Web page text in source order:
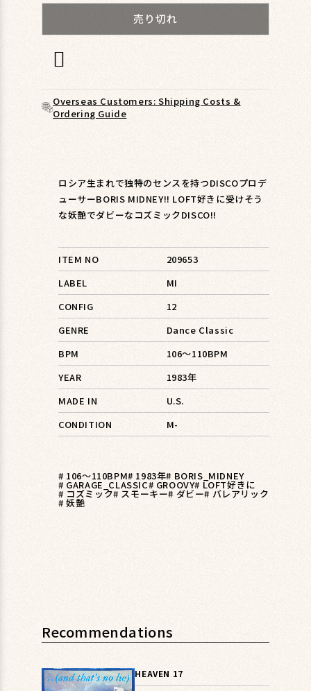
を
く
売り切れ
Overseas Customers: Shipping Costs &
Ordering Guide
ロシア生まれで独特のセンスを持つDISCOプロデ
ューサーBORIS MIDNEY!! LOFT好きに受けそう
な妖艶でダビーなコズミックDISCO!!
ITEM NO
209653
LABEL
MI
CONFIG
12
GENRE
Dance Classic
BPM
106〜110BPM
YEAR
1983年
MADE IN
U.S.
CONDITION
M-
# 106〜110BPM# 1983年# BORIS_MIDNEY
# GARAGE_CLASSIC# GROOVY# LOFT好きに
# コズミック# スモーキー# ダビー# バレアリック
# 妖艶
Recommendations
HEAVEN 17